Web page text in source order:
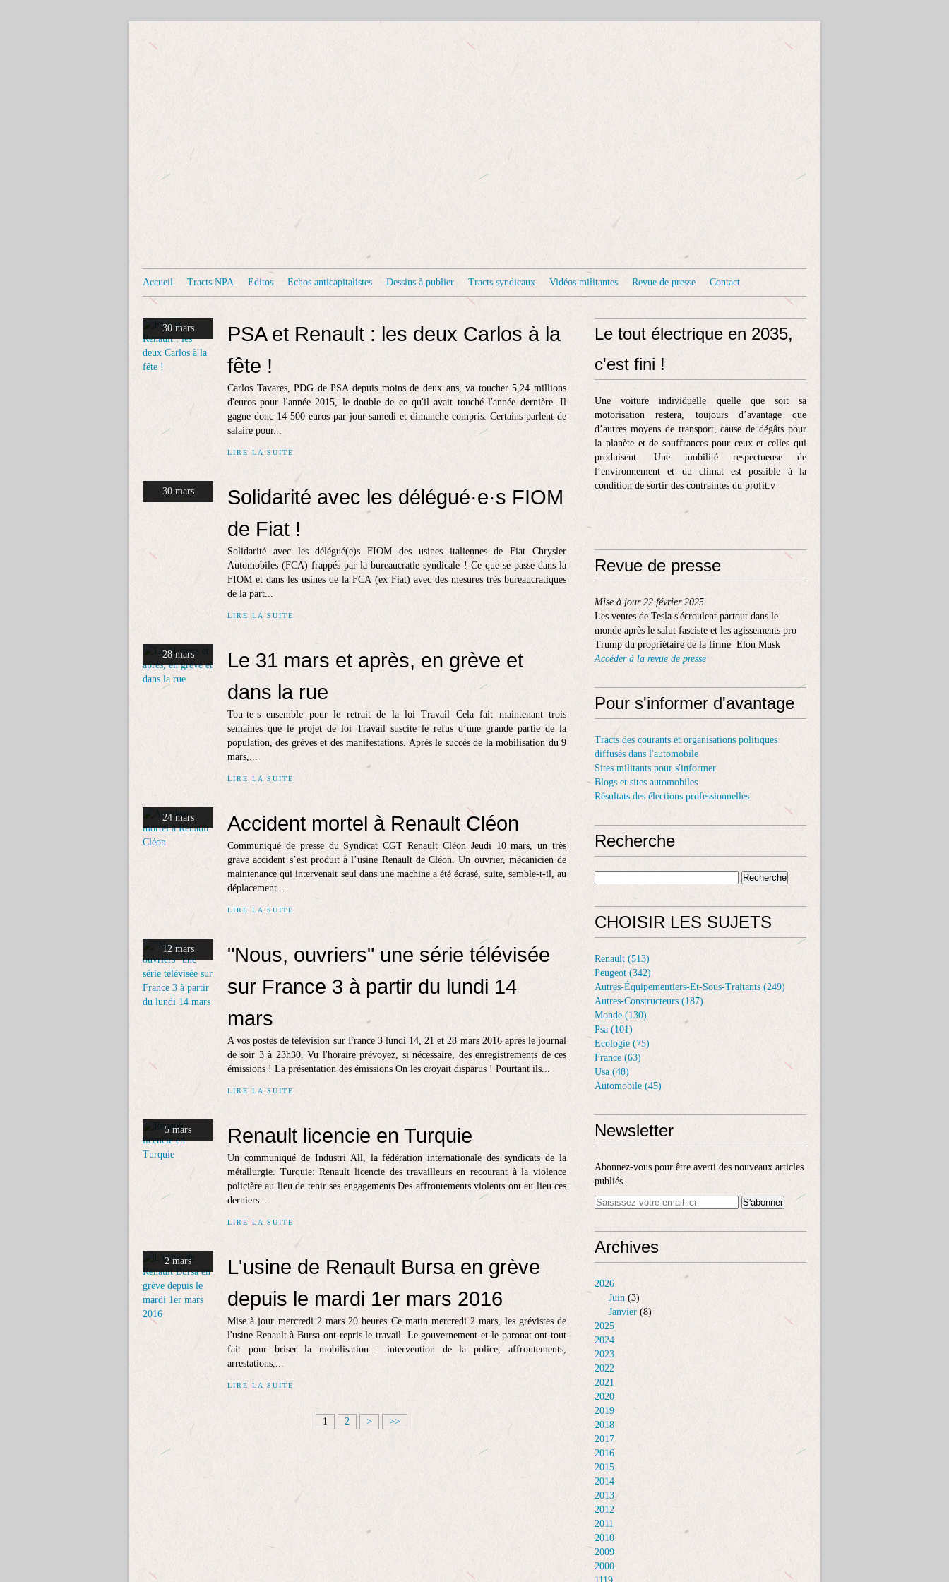
Accueil Tracts NPA Editos Echos anticapitalistes Dessins à publier Tracts syndicaux Vidéos militantes Revue de presse Contact
30 mars
PSA et Renault : les deux Carlos à la
fête !
Carlos Tavares, PDG de PSA depuis moins de deux ans, va toucher 5,24 millions
d'euros pour l'année 2015, le double de ce qu'il avait touché l'année dernière. Il
gagne donc 14 500 euros par jour samedi et dimanche compris. Certains parlent de
salaire pour...
LIRE LA SUITE
30 mars
Solidarité avec les délégué·e·s FIOM
de Fiat !
Solidarité avec les délégué(e)s FIOM des usines italiennes de Fiat Chrysler
Automobiles (FCA) frappés par la bureaucratie syndicale ! Ce que se passe dans la
FIOM et dans les usines de la FCA (ex Fiat) avec des mesures très bureaucratiques
de la part...
LIRE LA SUITE
28 mars
Le 31 mars et après, en grève et
dans la rue
Tou-te-s ensemble pour le retrait de la loi Travail Cela fait maintenant trois
semaines que le projet de loi Travail suscite le refus d’une grande partie de la
population, des grèves et des manifestations. Après le succès de la mobilisation du 9
mars,...
LIRE LA SUITE
24 mars Accident mortel à Renault Cléon
Communiqué de presse du Syndicat CGT Renault Cléon Jeudi 10 mars, un très
grave accident s’est produit à l’usine Renault de Cléon. Un ouvrier, mécanicien de
maintenance qui intervenait seul dans une machine a été écrasé, suite, semble-t-il, au
déplacement...
LIRE LA SUITE
12 mars
"Nous, ouvriers" une série télévisée
sur France 3 à partir du lundi 14
mars
A vos postes de télévision sur France 3 lundi 14, 21 et 28 mars 2016 après le journal
de soir 3 à 23h30. Vu l'horaire prévoyez, si nécessaire, des enregistrements de ces
émissions ! La présentation des émissions On les croyait disparus ! Pourtant ils...
LIRE LA SUITE
5 mars Renault licencie en Turquie
Un communiqué de Industri All, la fédération internationale des syndicats de la
métallurgie. Turquie: Renault licencie des travailleurs en recourant à la violence
policière au lieu de tenir ses engagements Des affrontements violents ont eu lieu ces
derniers...
LIRE LA SUITE
2 mars
L'usine de Renault Bursa en grève
depuis le mardi 1er mars 2016
Mise à jour mercredi 2 mars 20 heures Ce matin mercredi 2 mars, les grévistes de
l'usine Renault à Bursa ont repris le travail. Le gouvernement et le paronat ont tout
fait pour briser la mobilisation : intervention de la police, affrontements,
arrestations,...
LIRE LA SUITE
1 2 > >>
Le tout électrique en 2035,
c'est fini !
Une voiture individuelle quelle que soit sa
motorisation restera, toujours d’avantage que
d’autres moyens de transport, cause de dégâts pour
la planète et de souffrances pour ceux et celles qui
produisent. Une mobilité respectueuse de
l’environnement et du climat est possible à la
condition de sortir des contraintes du profit.v
Revue de presse
Mise à jour 22 février 2025
Les ventes de Tesla s'écroulent partout dans le
monde après le salut fasciste et les agissements pro
Trump du propriétaire de la firme Elon Musk
Accéder à la revue de presse
Pour s'informer d'avantage
Tracts des courants et organisations politiques
diffusés dans l'automobile
Sites militants pour s'informer
Blogs et sites automobiles
Résultats des élections professionnelles
Recherche
CHOISIR LES SUJETS
Renault (513)
Peugeot (342)
Autres-Équipementiers-Et-Sous-Traitants (249)
Autres-Constructeurs (187)
Monde (130)
Psa (101)
Ecologie (75)
France (63)
Usa (48)
Automobile (45)
Newsletter
Abonnez-vous pour être averti des nouveaux articles
publiés.
Archives
2026
Juin (3)
Janvier (8)
2025
2024
2023
2022
2021
2020
2019
2018
2017
2016
2015
2014
2013
2012
2011
2010
2009
2000